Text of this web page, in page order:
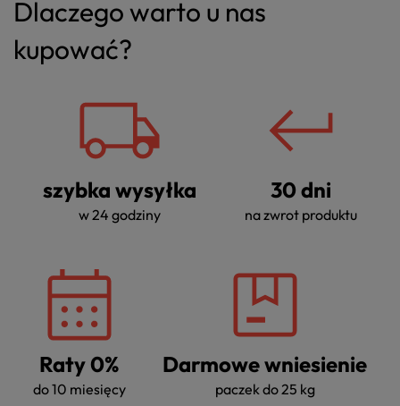
Dlaczego warto u nas
kupować?
szybka wysyłka
w 24 godziny
30 dni
na zwrot produktu
Raty 0%
do 10 miesięcy
Darmowe wniesienie
paczek do 25 kg